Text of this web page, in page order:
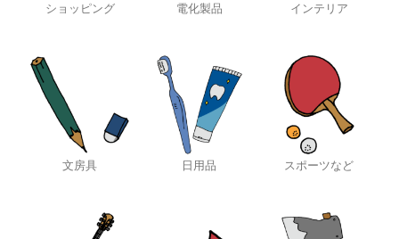
ショッピング 電化製品 インテリア
文房具 日用品 スポーツなど